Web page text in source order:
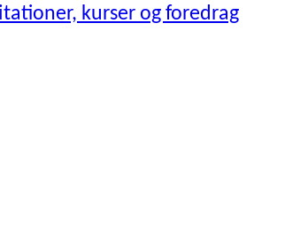
kurser og foredrag